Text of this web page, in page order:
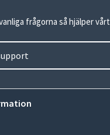
frågorna så hjälper vårt